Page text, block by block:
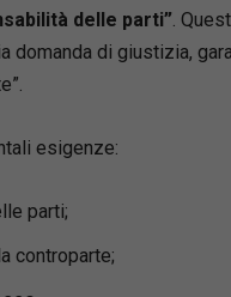
delle parti” .
domanda di giustizia,
esigenze:
parti;
controparte;